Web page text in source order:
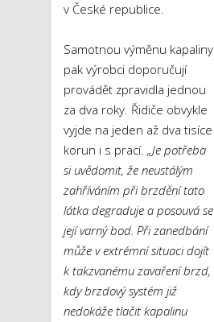
v České republice.
Samotnou výměnu kapaliny
pak výrobci doporučují
provádět zpravidla jednou
za dva roky. Řidiče obvykle
vyjde na jeden až dva tisíce
korun i s prací. „Je potřeba
si uvědomit, že neustálým
zahříváním při brzdění tato
látka degraduje a posouvá se
její varný bod. Při zanedbání
může v extrémní situaci dojít
k takzvanému zavaření brzd,
kdy brzdový systém již
nedokáže tlačit kapalinu